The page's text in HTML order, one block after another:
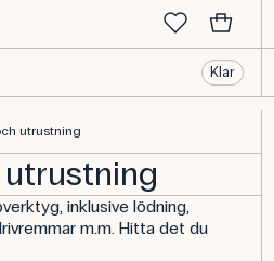
Klar
utrustning
inklusive lödning,
m.m. Hitta det du